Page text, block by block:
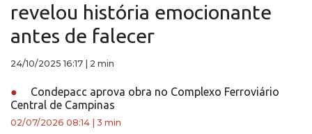
revelou história emocionante
antes de falecer
24/10/2025 16:17 2 min
●
Condepacc aprova obra no Complexo Ferroviário
Central de Campinas
02/07/2026 08:14 3 min